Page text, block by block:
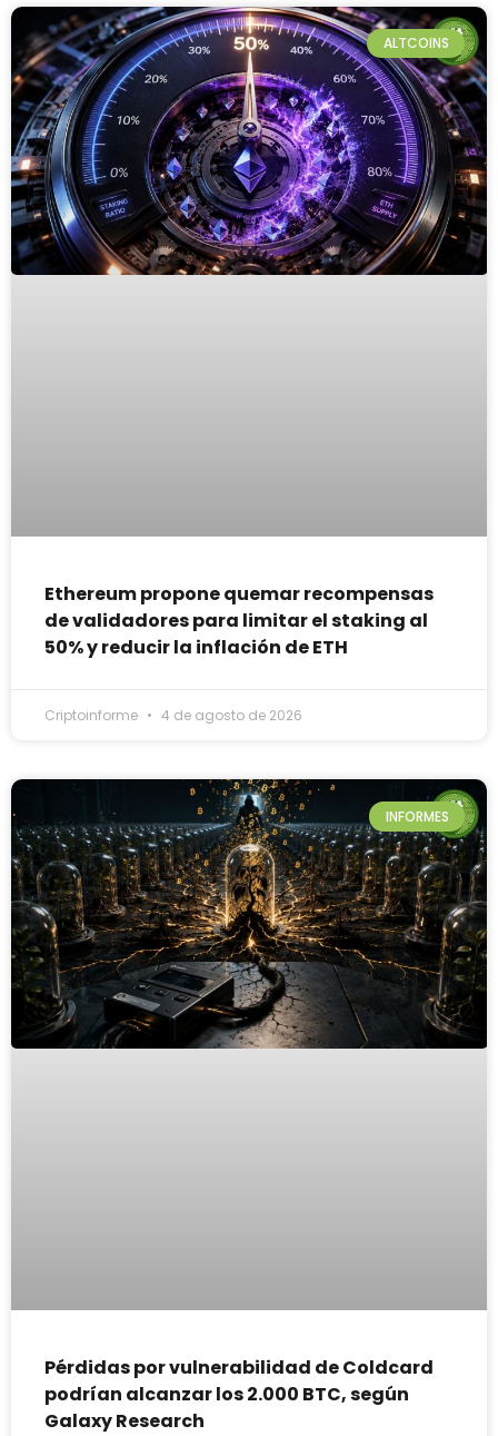
ALTCOINS
Ethereum propone quemar recompensas
de validadores para limitar el staking al
50% y reducir la inflación de ETH
Criptoinforme 4 de agosto de 2026
INFORMES
Pérdidas por vulnerabilidad de Coldcard
podrían alcanzar los 2.000 BTC, según
Galaxy Research